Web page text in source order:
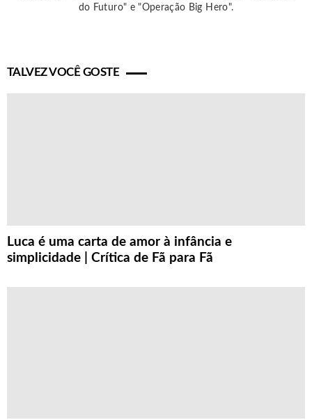
do Futuro" e "Operação Big Hero".
TALVEZ VOCÊ GOSTE
Luca é uma carta de amor à infância e
simplicidade | Crítica de Fã para Fã